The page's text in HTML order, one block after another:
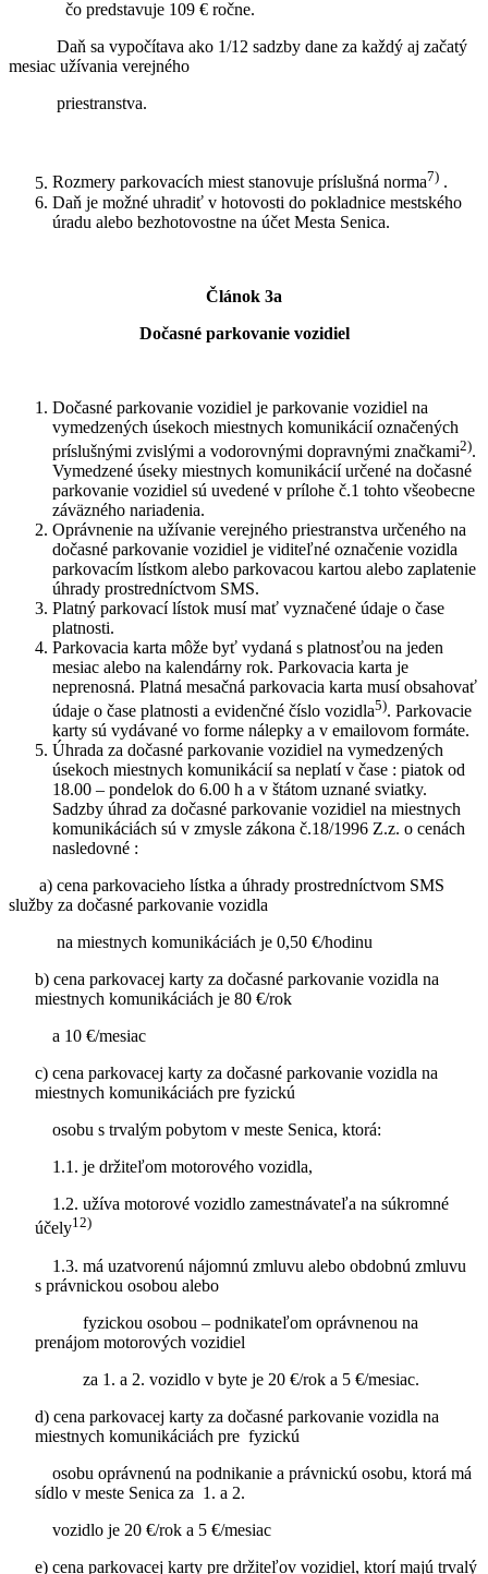
čo predstavuje 109 € ročne.
Daň sa vypočítava ako 1/12 sadzby dane za každý aj začatý
mesiac užívania verejného
priestranstva.
Rozmery parkovacích miest stanovuje príslušná norma7) .
Daň je možné uhradiť v hotovosti do pokladnice mestského
úradu alebo bezhotovostne na účet Mesta Senica.
Článok 3a
Dočasné parkovanie vozidiel
Dočasné parkovanie vozidiel je parkovanie vozidiel na
vymedzených úsekoch miestnych komunikácií označených
príslušnými zvislými a vodorovnými dopravnými značkami2).
Vymedzené úseky miestnych komunikácií určené na dočasné
parkovanie vozidiel sú uvedené v prílohe č.1 tohto všeobecne
záväzného nariadenia.
Oprávnenie na užívanie verejného priestranstva určeného na
dočasné parkovanie vozidiel je viditeľné označenie vozidla
parkovacím lístkom alebo parkovacou kartou alebo zaplatenie
úhrady prostredníctvom SMS.
Platný parkovací lístok musí mať vyznačené údaje o čase
platnosti.
Parkovacia karta môže byť vydaná s platnosťou na jeden
mesiac alebo na kalendárny rok. Parkovacia karta je
neprenosná. Platná mesačná parkovacia karta musí obsahovať
údaje o čase platnosti a evidenčné číslo vozidla5). Parkovacie
karty sú vydávané vo forme nálepky a v emailovom formáte.
Úhrada za dočasné parkovanie vozidiel na vymedzených
úsekoch miestnych komunikácií sa neplatí v čase : piatok od
18.00 – pondelok do 6.00 h a v štátom uznané sviatky.
Sadzby úhrad za dočasné parkovanie vozidiel na miestnych
komunikáciách sú v zmysle zákona č.18/1996 Z.z. o cenách
nasledovné :
a) cena parkovacieho lístka a úhrady prostredníctvom SMS
služby za dočasné parkovanie vozidla
na miestnych komunikáciách je 0,50 €/hodinu
b) cena parkovacej karty za dočasné parkovanie vozidla na
miestnych komunikáciách je 80 €/rok
a 10 €/mesiac
c) cena parkovacej karty za dočasné parkovanie vozidla na
miestnych komunikáciách pre fyzickú
osobu s trvalým pobytom v meste Senica, ktorá:
1.1. je držiteľom motorového vozidla,
1.2. užíva motorové vozidlo zamestnávateľa na súkromné
účely12)
1.3. má uzatvorenú nájomnú zmluvu alebo obdobnú zmluvu
s právnickou osobou alebo
fyzickou osobou – podnikateľom oprávnenou na
prenájom motorových vozidiel
za 1. a 2. vozidlo v byte je 20 €/rok a 5 €/mesiac.
d) cena parkovacej karty za dočasné parkovanie vozidla na
miestnych komunikáciách pre fyzickú
osobu oprávnenú na podnikanie a právnickú osobu, ktorá má
sídlo v meste Senica za 1. a 2.
vozidlo je 20 €/rok a 5 €/mesiac
e) cena parkovacej karty pre držiteľov vozidiel, ktorí majú trvalý